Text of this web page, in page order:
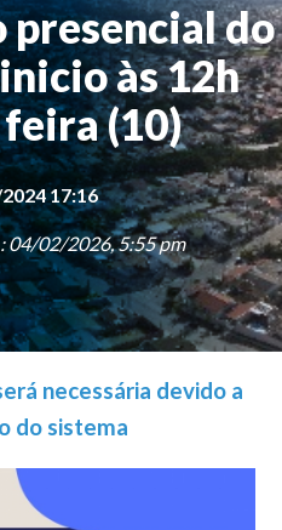
do
às 12h
feira (10)
17:16
04/02/2026, 5:55 pm
necessária devido a
do sistema